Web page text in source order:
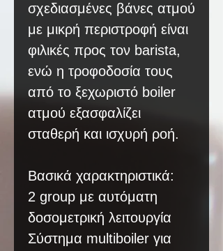
σχεδιασμένες βάνες ατμού
με μικρή περιστροφή είναι
φιλικές προς τον barista,
ενώ η τροφοδοσία τους
από το ξεχωριστό boiler
ατμού εξασφαλίζει
σταθερή και ισχυρή ροή.
Βασικά χαρακτηριστικά:
2 group με αυτόματη
δοσομετρική λειτουργία
Σύστημα multiboiler για